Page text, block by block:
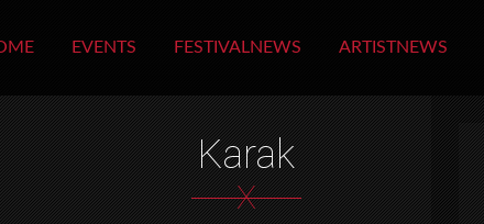
EVENTS FESTIVALNEWS ARTISTNEWS
Karak
X